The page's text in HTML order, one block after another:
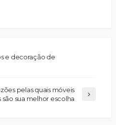
e decoração de
pelas quais móveis
sua melhor escolha